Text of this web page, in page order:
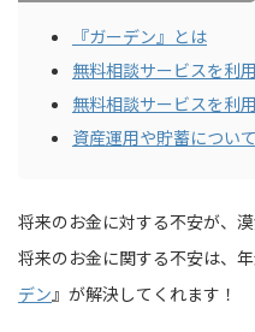
『ガーデン』とは
無料相談サービスを利
無料相談サービスを利
資産運用や貯蓄につい
将来のお金に対する不安が、
将来のお金に関する不安は、
デン 』が解決してくれます！